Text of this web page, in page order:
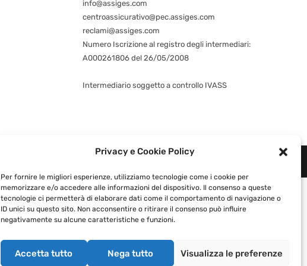
Privacy e Cookie Policy
Per fornire le migliori esperienze, utilizziamo tecnologie come i cookie per
memorizzare e/o accedere alle informazioni del dispositivo. Il consenso a queste
tecnologie ci permetterà di elaborare dati come il comportamento di navigazione o
ID unici su questo sito. Non acconsentire o ritirare il consenso può influire
negativamente su alcune caratteristiche e funzioni.
Accetta tutto Nega tutto Visualizza le preferenze
info@assiges.com
centroassicurativo@pec.assiges.com
reclami@assiges.com
Numero Iscrizione al registro degli intermediari:
A000261806 del 26/05/2008
Intermediario soggetto a controllo IVASS
Privacy e Cookie Policy